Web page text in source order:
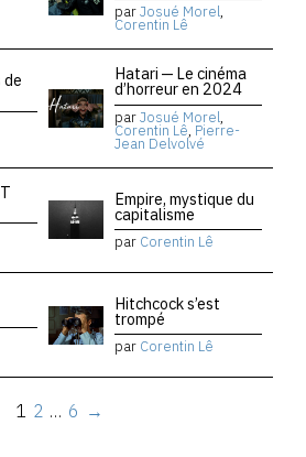
parJosué Morel,
Corentin Lê
Hatari — Le cinéma
d’horreur en 2024
parJosué Morel,
Corentin Lê, Pierre-
Jean Delvolvé
Empire, mystique du
capitalisme
par Corentin Lê
Hitchcock s’est
trompé
par Corentin Lê
1 2 … 6 →